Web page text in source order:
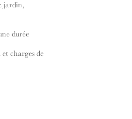
jardin,
durée
charges de